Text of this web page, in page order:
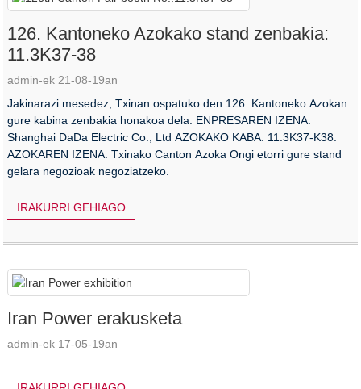
126. Kantoneko Azokako stand zenbakia:
11.3K37-38
admin-ek 21-08-19an
Jakinarazi mesedez, Txinan ospatuko den 126. Kantoneko Azokan
gure kabina zenbakia honakoa dela: ENPRESAREN IZENA:
Shanghai DaDa Electric Co., Ltd AZOKAKO KABA: 11.3K37-K38.
AZOKAREN IZENA: Txinako Canton Azoka Ongi etorri gure stand
gelara negozioak negoziatzeko.
IRAKURRI GEHIAGO
Iran Power erakusketa
admin-ek 17-05-19an